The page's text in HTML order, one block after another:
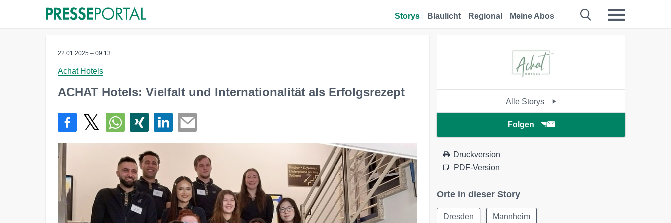
Storys Blaulicht Regional Meine Abos
22.01.2025 – 09:13
Achat Hotels
ACHAT Hotels: Vielfalt und Internationalität als Erfolgsrezept
Alle Storys
Folgen
Druckversion
PDF-Version
Orte in dieser Story
Dresden Mannheim